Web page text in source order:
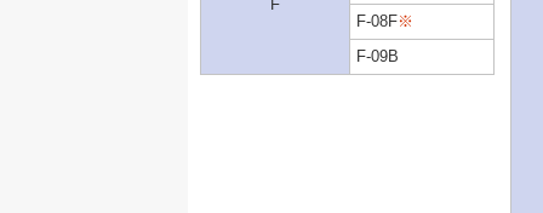
F
F-08F※
F-09B